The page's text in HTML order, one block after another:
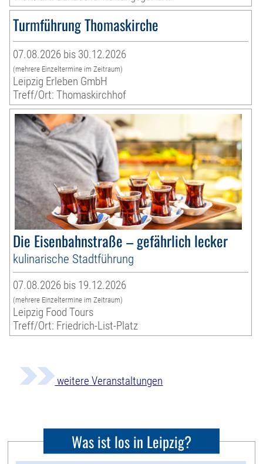
Turmführung Thomaskirche
07.08.2026 bis 30.12.2026
(mehrere Einzeltermine im Zeitraum)
Leipzig Erleben GmbH
Treff/Ort: Thomaskirchhof
Die Eisenbahnstraße – gefährlich lecker
kulinarische Stadtführung
07.08.2026 bis 19.12.2026
(mehrere Einzeltermine im Zeitraum)
Leipzig Food Tours
Treff/Ort: Friedrich-List-Platz
weitere Veranstaltungen
Was ist los in Leipzig?